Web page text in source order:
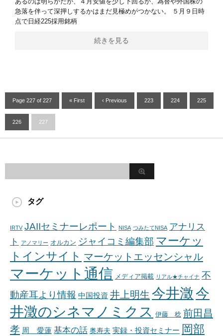
急落を伴って深押しするかはまだ見極めがつかない。 ５月９日時
点で日経225採用銘柄
続きを見る
Page 227 of 227 « First ‹ Previous 223 224 225
226 227
タグ
IRTV JAIIセミナーレポート NISA つみたてNISA アナリス
ト
アノマリー オルカン ジャイコミ編集部 マーケッ
トインサイト マーケットエッセンシャル
マーケット通信 メディア掲載 リアル★チャイナ 不
動産耳より情報 中国投資 井上明生 今井澂今
井澂のシネマノミクス 伊藤 稔 前田昌
孝 周 愛蓮 基本の話 奥寿夫 実録・投資セミナー 岡部